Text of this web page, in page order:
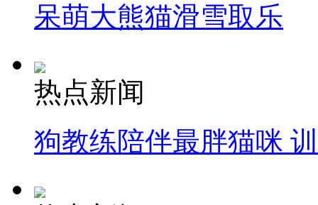
呆萌大熊猫滑雪取乐
热点新闻
狗教练陪伴最胖猫咪